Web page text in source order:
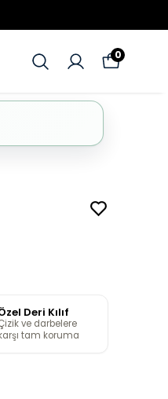
0
Deri Kılıf
ve darbelere
tam koruma